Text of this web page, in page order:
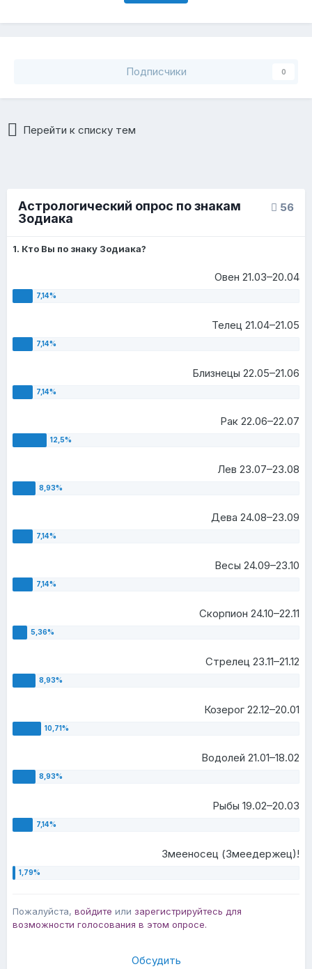
Подписчики 0
Перейти к списку тем
56
Астрологический опрос по знакам
Зодиака
1. Кто Вы по знаку Зодиака?
Овен 21.03–20.04
Телец 21.04–21.05
Близнецы 22.05–21.06
Рак 22.06–22.07
Лев 23.07–23.08
Дева 24.08–23.09
Весы 24.09–23.10
Скорпион 24.10–22.11
Стрелец 23.11–21.12
Козерог 22.12–20.01
Водолей 21.01–18.02
Рыбы 19.02–20.03
Змееносец (Змеедержец)!
Пожалуйста, войдите или зарегистрируйтесь для
возможности голосования в этом опросе.
Обсудить